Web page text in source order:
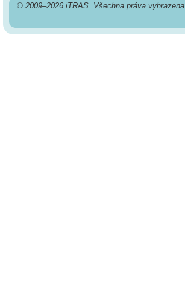
© 2009–2026 iTRAS. Všechna práva vyhrazena.